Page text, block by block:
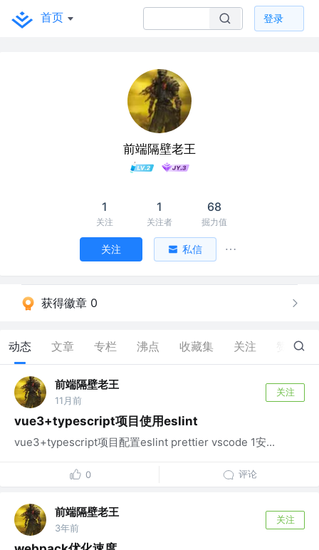
首页 登录
前端隔壁老王
1
关注
1
关注者
68
掘力值
关注 私信
获得徽章 0
动态 文章 专栏 沸点 收藏集 关注 2
前端隔壁老王
11月前
关注
vue3+typescript项目使用eslint
vue3+typescript项目配置eslint prettier vscode 1安...
0 评论
前端隔壁老王
3年前
关注